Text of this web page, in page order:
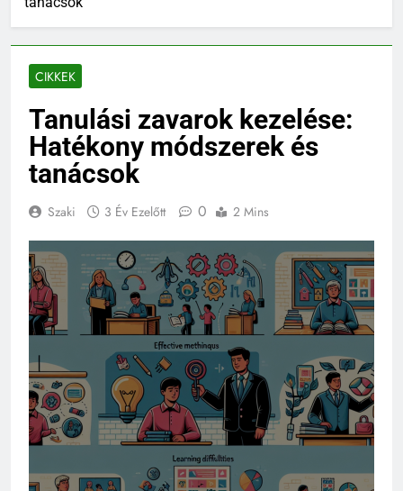
CIKKEK
Tanulási zavarok kezelése:
Hatékony módszerek és
tanácsok
Szaki 3 Év Ezelőtt 0 2 Mins